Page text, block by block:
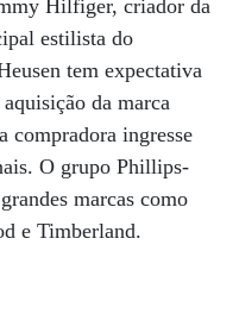
Hilfiger, criador da
estilista do
tem expectativa
da marca
compradora ingresse
O grupo Phillips-
marcas como
e Timberland.